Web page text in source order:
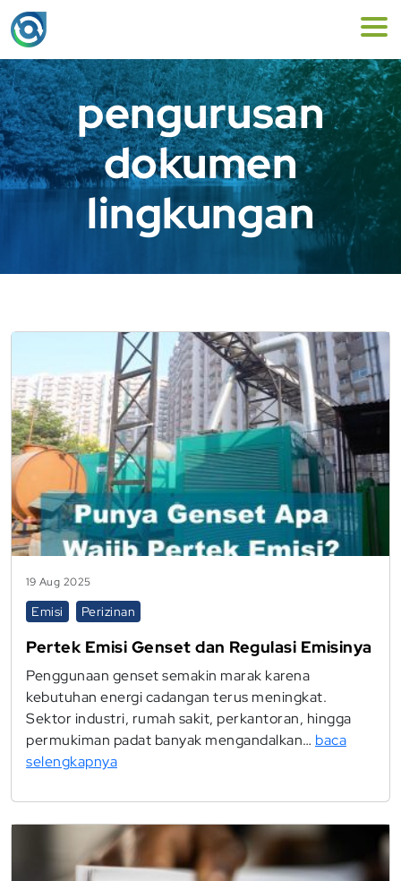
pengurusan
dokumen
lingkungan
19 Aug 2025
Emisi Perizinan
Pertek Emisi Genset dan Regulasi Emisinya
Penggunaan genset semakin marak karena
kebutuhan energi cadangan terus meningkat.
Sektor industri, rumah sakit, perkantoran, hingga
permukiman padat banyak mengandalkan… baca
selengkapnya